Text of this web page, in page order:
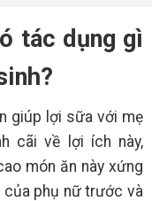
tác dụng gì
giúp lợi sữa với mẹ
cãi về lợi ích này,
món ăn này xứng
phụ nữ trước và